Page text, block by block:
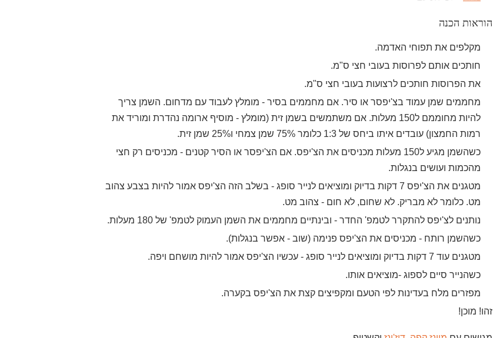
הוראות הכנה
מקלפים את תפוחי האדמה.
חותכים אותם לפרוסות בעובי חצי ס"מ.
את הפרוסות חותכים לרצועות בעובי חצי ס"מ.
מחממים שמן עמוד בצ'יפסר או סיר. אם מחממים בסיר - מומלץ לעבוד עם מדחום. השמן צריך
להיות מחוממם ל150 מעלות. אם משתמשים בשמן זית (מומלץ - מוסיף ארומה נהדרת ומוריד את
רמות החמצון) עובדים איתו ביחס של 1:3 כלומר 75% שמן צמחי ו25% שמן זית.
כשהשמן מגיע ל150 מעלות מכניסים את הצ'יפס. אם הצ'יפסר או הסיר קטנים - מכניסים רק חצי
מהכמות ועושים בנגלות.
מטגנים את הצ'יפס 7 דקות בדיוק ומוציאים לנייר סופג - בשלב הזה הצ'יפס אמור להיות בצבע צהוב
מט. כלומר לא מבריק. לא שחום, לא חום - צהוב מט.
נותנים לצ'יפס להתקרר לטמפ' החדר - ובינתיים מחממים את השמן העמוק לטמפ' של 180 מעלות.
כשהשמן רותח - מכניסים את הצ'יפס פנימה (שוב - אפשר בנגלות).
מטגנים עוד 7 דקות בדיוק ומוציאים לנייר סופג - עכשיו הצ'יפס אמור להיות מושחם ויפה.
כשהנייר סיים לספוג -מוציאים אותו.
מפזרים מלח בעדינות לפי הטעם ומקפיצים קצת את הצ'יפס בקערה.
זהו! מוכן!